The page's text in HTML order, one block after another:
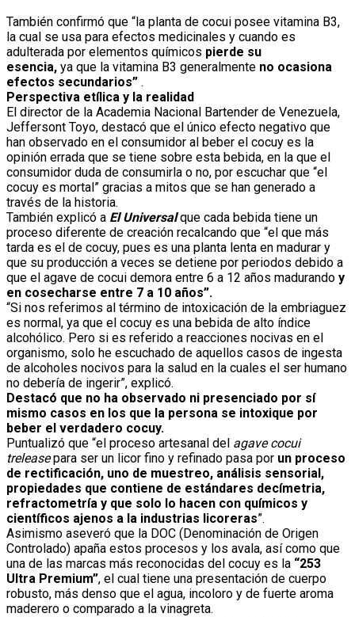
También confirmó que “la planta de cocui posee vitamina B3,
la cual se usa para efectos medicinales y cuando es
adulterada por elementos químicos pierde su
esencia, ya que la vitamina B3 generalmente no ocasiona
efectos secundarios” .
Perspectiva etílica y la realidad
El director de la Academia Nacional Bartender de Venezuela,
Jeffersont Toyo, destacó que el único efecto negativo que
han observado en el consumidor al beber el cocuy es la
opinión errada que se tiene sobre esta bebida, en la que el
consumidor duda de consumirla o no, por escuchar que “el
cocuy es mortal” gracias a mitos que se han generado a
través de la historia.
También explicó a El Universalque cada bebida tiene un
proceso diferente de creación recalcando que “el que más
tarda es el de cocuy, pues es una planta lenta en madurar y
que su producción a veces se detiene por periodos debido a
que el agave de cocui demora entre 6 a 12 años madurando y
en cosecharse entre 7 a 10 años”.
“Si nos referimos al término de intoxicación de la embriaguez
es normal, ya que el cocuy es una bebida de alto índice
alcohólico. Pero si es referido a reacciones nocivas en el
organismo, solo he escuchado de aquellos casos de ingesta
de alcoholes nocivos para la salud en la cuales el ser humano
no debería de ingerir”, explicó.
Destacó que no ha observado ni presenciado por sí
mismo casos en los que la persona se intoxique por
beber el verdadero cocuy.
Puntualizó que “el proceso artesanal del agave cocui
treleasepara ser un licor fino y refinado pasa por un proceso
de rectificación, uno de muestreo, análisis sensorial,
propiedades que contiene de estándares decímetria,
refractometría y que solo lo hacen con químicos y
científicos ajenos a la industrias licoreras”.
Asimismo aseveró que la DOC (Denominación de Origen
Controlado) apaña estos procesos y los avala, así como que
una de las marcas más reconocidas del cocuy es la “253
Ultra Premium”, el cual tiene una presentación de cuerpo
robusto, más denso que el agua, incoloro y de fuerte aroma
maderero o comparado a la vinagreta.